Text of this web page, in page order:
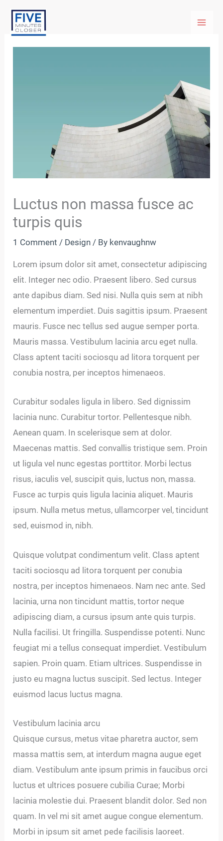
Skip
content
Luctus non massa fusce ac
turpis quis
1 Comment / Design / By kenvaughnw
Lorem ipsum dolor sit amet, consectetur adipiscing
elit. Integer nec odio. Praesent libero. Sed cursus
ante dapibus diam. Sed nisi. Nulla quis sem at nibh
elementum imperdiet. Duis sagittis ipsum. Praesent
mauris. Fusce nec tellus sed augue semper porta.
Mauris massa. Vestibulum lacinia arcu eget nulla.
Class aptent taciti sociosqu ad litora torquent per
conubia nostra, per inceptos himenaeos.
Curabitur sodales ligula in libero. Sed dignissim
lacinia nunc. Curabitur tortor. Pellentesque nibh.
Aenean quam. In scelerisque sem at dolor.
Maecenas mattis. Sed convallis tristique sem. Proin
ut ligula vel nunc egestas porttitor. Morbi lectus
risus, iaculis vel, suscipit quis, luctus non, massa.
Fusce ac turpis quis ligula lacinia aliquet. Mauris
ipsum. Nulla metus metus, ullamcorper vel, tincidunt
sed, euismod in, nibh.
Quisque volutpat condimentum velit. Class aptent
taciti sociosqu ad litora torquent per conubia
nostra, per inceptos himenaeos. Nam nec ante. Sed
lacinia, urna non tincidunt mattis, tortor neque
adipiscing diam, a cursus ipsum ante quis turpis.
Nulla facilisi. Ut fringilla. Suspendisse potenti. Nunc
feugiat mi a tellus consequat imperdiet. Vestibulum
sapien. Proin quam. Etiam ultrices. Suspendisse in
justo eu magna luctus suscipit. Sed lectus. Integer
euismod lacus luctus magna.
Vestibulum lacinia arcu
Quisque cursus, metus vitae pharetra auctor, sem
massa mattis sem, at interdum magna augue eget
diam. Vestibulum ante ipsum primis in faucibus orci
luctus et ultrices posuere cubilia Curae; Morbi
lacinia molestie dui. Praesent blandit dolor. Sed non
quam. In vel mi sit amet augue congue elementum.
Morbi in ipsum sit amet pede facilisis laoreet.